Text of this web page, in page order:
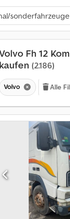
Fh 12
kaufen (2.186)
Volvo Alle